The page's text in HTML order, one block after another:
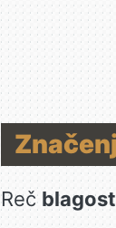
Reč